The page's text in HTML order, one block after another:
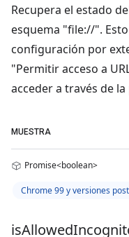
Recupera el estado
esquema "file://".
configuración por
"Permitir acceso a
acceder a través de
MUESTRA
Promise<boolean>
Chrome 99 y versiones
isAllowed